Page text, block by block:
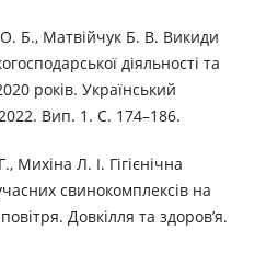
Б., Матвійчук Б. В. Викиди
діяльності та
років. Український
Вип. 1. С. 174–186.
Михіна Л. І. Гігієнічна
свинокомплексів на
Довкілля та здоров’я.